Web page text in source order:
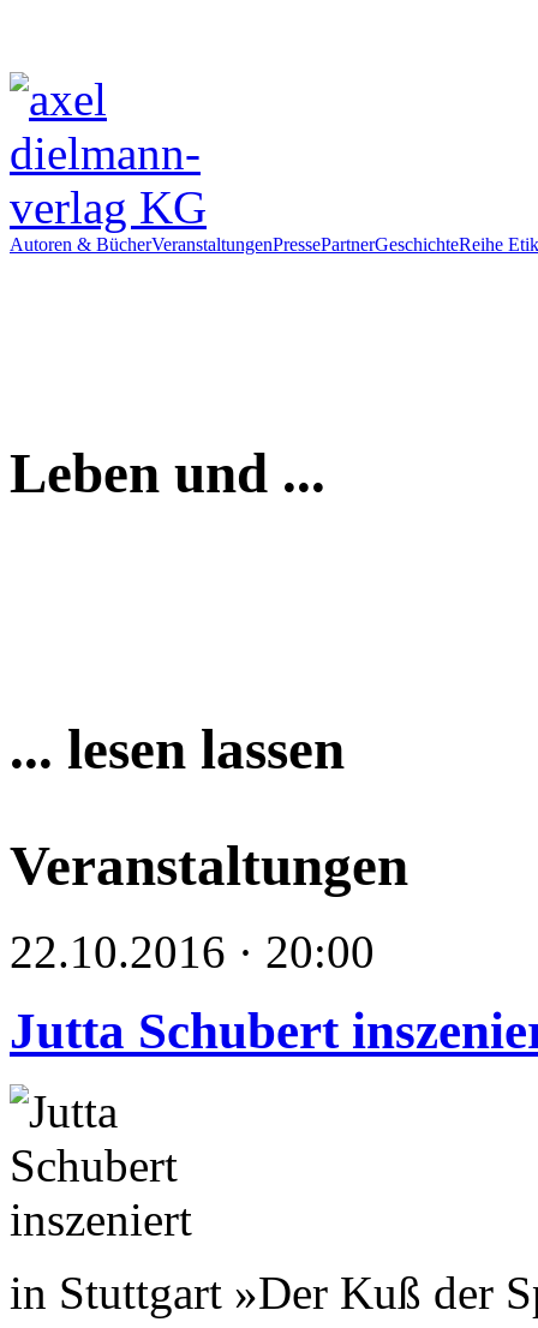
Autoren & BücherVeranstaltungenPressePartnerGeschichteReihe
Leben und ...
... lesen lassen
Veranstaltungen
22.10.2016 · 20:00
Jutta Schubert
in Stuttgart »Der Kuß der